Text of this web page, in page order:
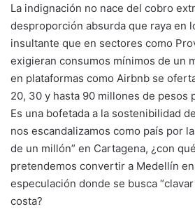
La indignación no nace del cobro
desproporción absurda que raya en
insultante que en sectores como
exigieran consumos mínimos de un
en plataformas como Airbnb se
20, 30 y hasta 90 millones de pesos
Es una bofetada a la sostenibilidad
nos escandalizamos como país por
de un millón” en Cartagena, ¿con
pretendemos convertir a Medellín
especulación donde se busca
costa?